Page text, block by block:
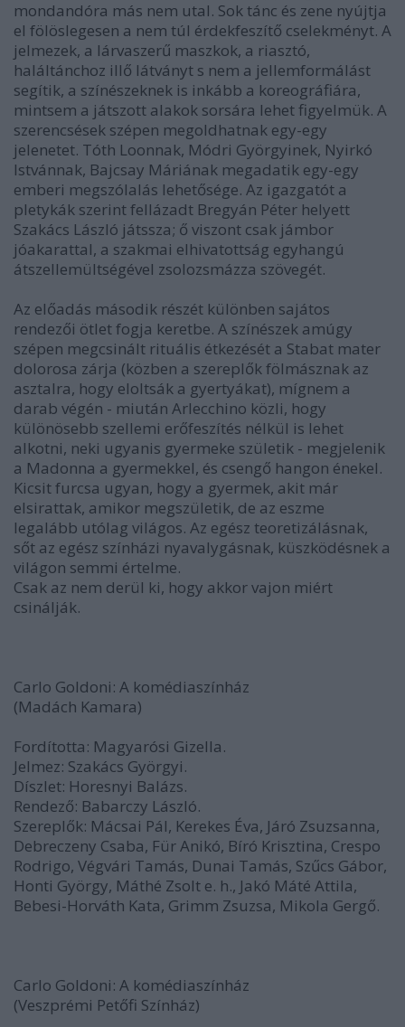
mondandóra más nem utal. Sok tánc és zene nyújtja
el fölöslegesen a nem túl érdekfeszítő cselekményt. A
jelmezek, a lárvaszerű maszkok, a riasztó,
haláltánchoz illő látványt s nem a jellemformálást
segítik, a színészeknek is inkább a koreográfiára,
mintsem a játszott alakok sorsára lehet figyelmük. A
szerencsések szépen megoldhatnak egy-egy
jelenetet. Tóth Loonnak, Módri Györgyinek, Nyirkó
Istvánnak, Bajcsay Máriának megadatik egy-egy
emberi megszólalás lehetősége. Az igazgatót a
pletykák szerint fellázadt Bregyán Péter helyett
Szakács László játssza; ő viszont csak jámbor
jóakarattal, a szakmai elhivatottság egyhangú
átszellemültségével zsolozsmázza szövegét.
Az előadás második részét különben sajátos
rendezői ötlet fogja keretbe. A színészek amúgy
szépen megcsinált rituális étkezését a Stabat mater
dolorosa zárja (közben a szereplők fölmásznak az
asztalra, hogy eloltsák a gyertyákat), mígnem a
darab végén - miután Arlecchino közli, hogy
különösebb szellemi erőfeszítés nélkül is lehet
alkotni, neki ugyanis gyermeke születik - megjelenik
a Madonna a gyermekkel, és csengő hangon énekel.
Kicsit furcsa ugyan, hogy a gyermek, akit már
elsirattak, amikor megszületik, de az eszme
legalább utólag világos. Az egész teoretizálásnak,
sőt az egész színházi nyavalygásnak, küszködésnek a
világon semmi értelme.
Csak az nem derül ki, hogy akkor vajon miért
csinálják.
Carlo Goldoni: A komédiaszínház
(Madách Kamara)
Fordította: Magyarósi Gizella.
Jelmez: Szakács Györgyi.
Díszlet: Horesnyi Balázs.
Rendező: Babarczy László.
Szereplők: Mácsai Pál, Kerekes Éva, Járó Zsuzsanna,
Debreczeny Csaba, Für Anikó, Bíró Krisztina, Crespo
Rodrigo, Végvári Tamás, Dunai Tamás, Szűcs Gábor,
Honti György, Máthé Zsolt e. h., Jakó Máté Attila,
Bebesi-Horváth Kata, Grimm Zsuzsa, Mikola Gergő.
Carlo Goldoni: A komédiaszínház
(Veszprémi Petőfi Színház)